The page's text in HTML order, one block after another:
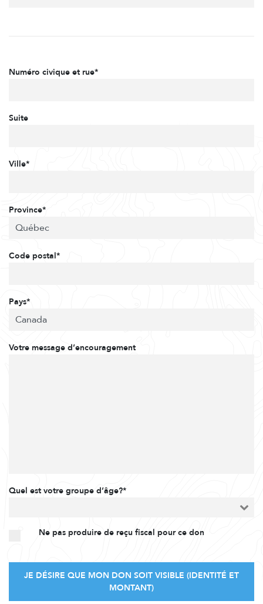
Numéro civique et rue*
Suite
Ville*
Province*
Code postal*
Pays*
Votre message d’encouragement
Quel est votre groupe d’âge?*
Ne pas produire de reçu fiscal pour ce don
JE DÉSIRE QUE MON DON SOIT VISIBLE (IDENTITÉ ET
MONTANT)